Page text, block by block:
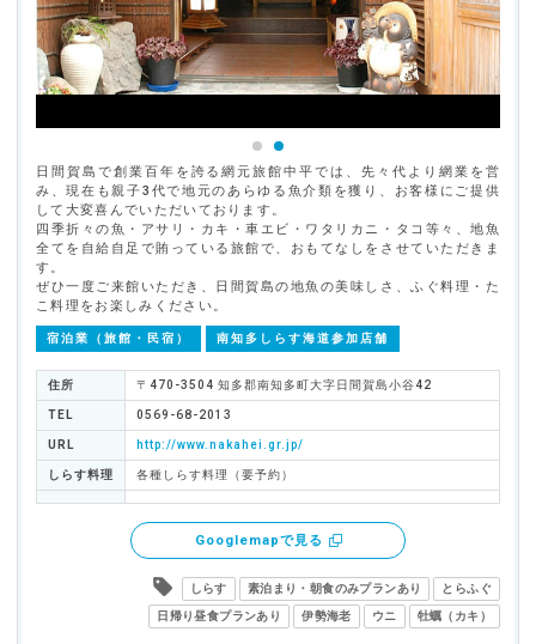
日間賀島で創業百年を誇る網元旅館中平では、先々代より網業を営
み、現在も親子3代で地元のあらゆる魚介類を獲り、お客様にご提供
して大変喜んでいただいております。
四季折々の魚・アサリ・カキ・車エビ・ワタリカニ・タコ等々、地魚
全てを自給自足で賄っている旅館で、おもてなしをさせていただきま
す。
ぜひ一度ご来館いただき、日間賀島の地魚の美味しさ、ふぐ料理・た
こ料理をお楽しみください。
宿泊業（旅館・民宿） 南知多しらす海道参加店舗
住所 〒470-3504 知多郡南知多町大字日間賀島小谷42
TEL 0569-68-2013
URL http://www.nakahei.gr.jp/
しらす料理 各種しらす料理（要予約）
Googlemapで見る
しらす 素泊まり・朝食のみプランあり とらふぐ
日帰り昼食プランあり 伊勢海老 ウニ 牡蠣（カキ）